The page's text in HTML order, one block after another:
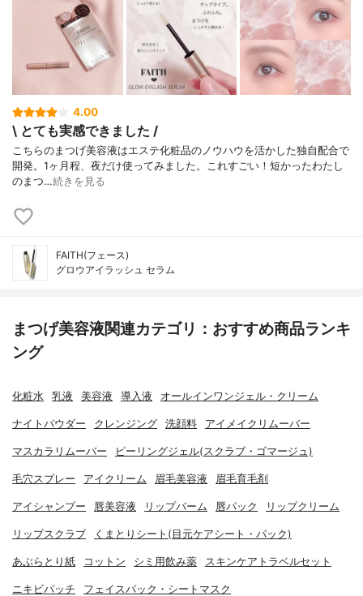
4.00
\ とても実感できました /
こちらのまつげ美容液はエステ化粧品のノウハウを活かした独自配合で
開発。1ヶ月程、夜だけ使ってみました。ㅤㅤㅤㅤㅤㅤㅤㅤㅤㅤㅤㅤㅤこれすごい！短かったわたし
のまつ…続きを見る
FAITH(フェース)
グロウアイラッシュ セラム
まつげ美容液関連カテゴリ：おすすめ商品ランキ
ング
化粧水 乳液 美容液 導入液 オールインワンジェル・クリーム
ナイトパウダー クレンジング 洗顔料 アイメイクリムーバー
マスカラリムーバー ピーリングジェル(スクラブ・ゴマージュ)
毛穴スプレー アイクリーム 眉毛美容液 眉毛育毛剤
アイシャンプー 唇美容液 リップバーム 唇パック リップクリーム
リップスクラブ くまとりシート(目元ケアシート・パック)
あぶらとり紙 コットン シミ用飲み薬 スキンケアトラベルセット
ニキビパッチ フェイスパック・シートマスク